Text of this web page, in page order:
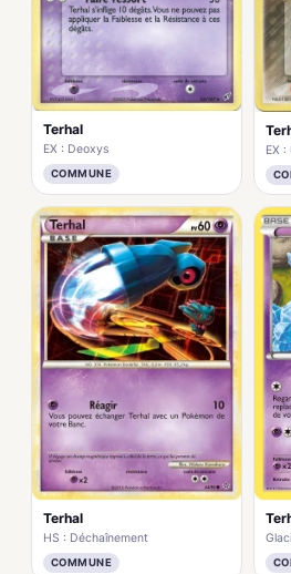
Terhal
EX : Deoxys
COMMUNE
EX
Terhal
HS : Déchaînement
COMMUNE